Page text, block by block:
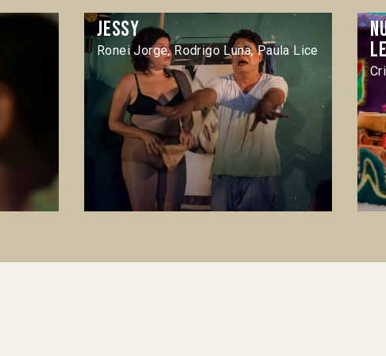
Jessy
Ronei Jorge, Rodrigo Luna, Paula Lice